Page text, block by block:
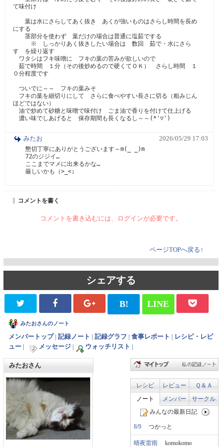
て味付け
葉は水にさらしてあく抜き　あくが強いものはさらし時間を長め
にする
茎部分を使わず　葉だけの場合は普通に塩茹でする
※　しっかりあく抜きしたい場合は　数回　茹で・水にさら
す　を繰り返す
ワタシはフキ味噌に　フキの葉の苦みが欲しいので
茹で時間　１分（その後炒めるので硬くてＯＫ）　さらし時間　１
０分程度です
ついでに～～　フキの葉みそ
フキの葉を細切りにして　さらに食べやすい長さに切る（粗みじん
ほどではない）
油で炒めて砂糖と味噌で味付け　ごま油で香りを付けて仕上げる
濃い味でしあげると　保存期間も長くなるし～～(*'▽')
みたお
2026/05/29 17:03
懇切丁寧にありがとうございます～m(_ _)m
72のジジイ…
ここまでマメに出来るかな…
厳しいかも（>_<;
コメントを書く
コメントを書き込むには、ログインが必要です。
ページTOPへ戻る↑
シェアする
B! LINE
みたおさんのノート
メンバートップ| 記録ノート 記録グラフ 食事レポート
レシピ・レビ
ュー
メッセージ ウォッチリスト
みたおさん
レシピ レビュー
Ｑ＆Ａ
ノート
メンバー
サークル
みんなの最新日記
8/9 つかっと
晴夜雷雨 komokomo